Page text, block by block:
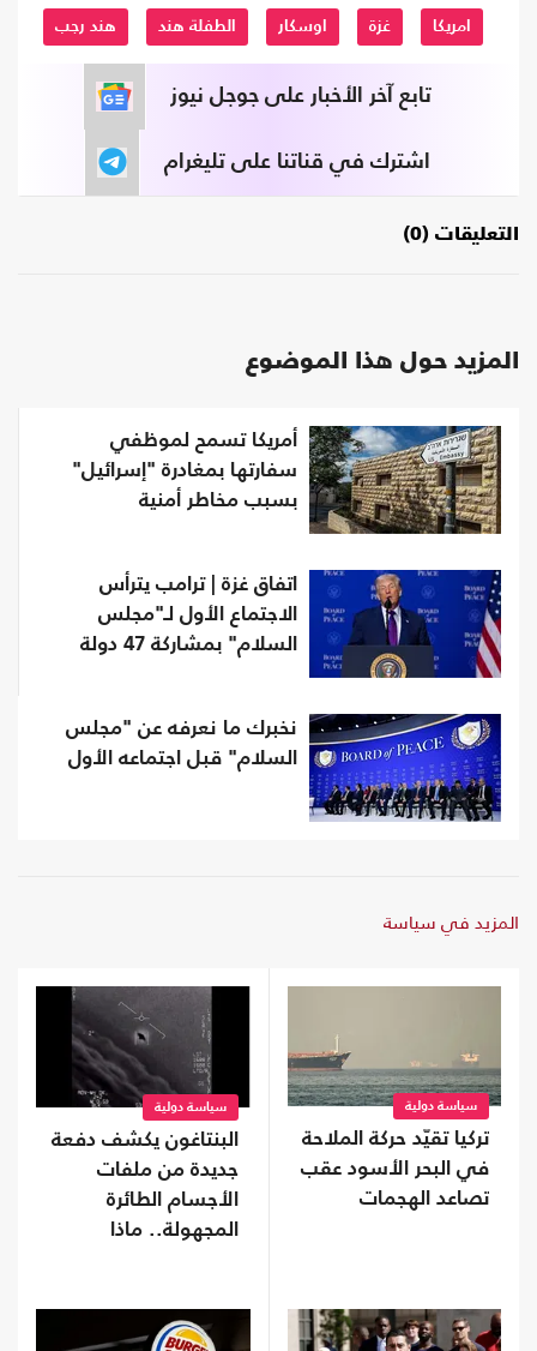
امريكا غزة اوسكار الطفلة هند هند رجب
تابع آخر الأخبار على جوجل نيوز
اشترك في قناتنا على تليغرام
التعليقات (0)
المزيد حول هذا الموضوع
أمريكا تسمح لموظفي
سفارتها بمغادرة "إسرائيل"
بسبب مخاطر أمنية
اتفاق غزة | ترامب يترأس
الاجتماع الأول لـ"مجلس
السلام" بمشاركة 47 دولة
نخبرك ما نعرفه عن "مجلس
السلام" قبل اجتماعه الأول
المزيد في سياسة
سياسة دولية
تركيا تقيّد حركة الملاحة
في البحر الأسود عقب
تصاعد الهجمات
سياسة دولية
البنتاغون يكشف دفعة
جديدة من ملفات
الأجسام الطائرة
المجهولة.. ماذا